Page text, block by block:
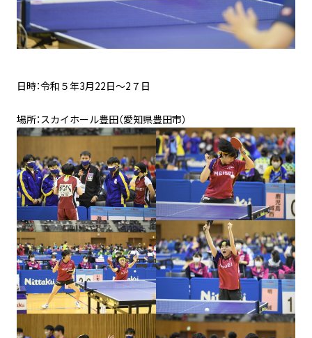
日時：令和５年3月22日〜2７日
場所：スカイホール豊田（愛知県豊田市）